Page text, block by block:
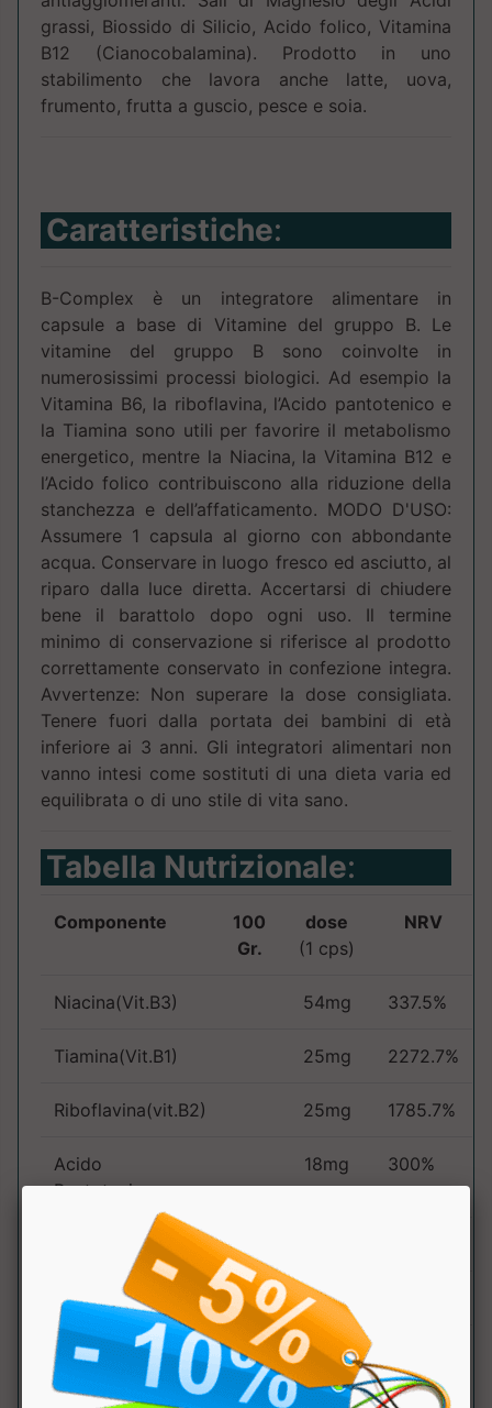
grassi, Biossido di Silicio, Acido folico, Vitamina
B12 (Cianocobalamina). Prodotto in uno
stabilimento che lavora anche latte, uova,
frumento, frutta a guscio, pesce e soia.
Caratteristiche:
B-Complex è un integratore alimentare in
capsule a base di Vitamine del gruppo B. Le
vitamine del gruppo B sono coinvolte in
numerosissimi processi biologici. Ad esempio la
Vitamina B6, la riboflavina, l’Acido pantotenico e
la Tiamina sono utili per favorire il metabolismo
energetico, mentre la Niacina, la Vitamina B12 e
l’Acido folico contribuiscono alla riduzione della
stanchezza e dell’affaticamento. MODO D'USO:
Assumere 1 capsula al giorno con abbondante
acqua. Conservare in luogo fresco ed asciutto, al
riparo dalla luce diretta. Accertarsi di chiudere
bene il barattolo dopo ogni uso. Il termine
minimo di conservazione si riferisce al prodotto
correttamente conservato in confezione integra.
Avvertenze: Non superare la dose consigliata.
Tenere fuori dalla portata dei bambini di età
inferiore ai 3 anni. Gli integratori alimentari non
vanno intesi come sostituti di una dieta varia ed
equilibrata o di uno stile di vita sano.
Tabella Nutrizionale:
Componente
100
Gr.
dose
(1 cps)
NRV
Niacina(Vit.B3) 54mg 337.5%
Tiamina(Vit.B1) 25mg 2272.7%
Riboflavina(vit.B2) 25mg 1785.7%
Acido
Pantotenico
18mg 300%
Vitamina B6
Acido Folico 400mcg
Vitamina B12 33mcg